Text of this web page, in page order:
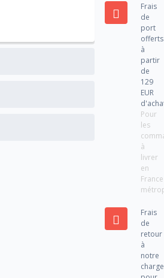
Frais
de
port
offerts
à
partir
de
129
EUR
Pour
les
à
livrer
en
France
Frais
de
retour
à
notre
charge